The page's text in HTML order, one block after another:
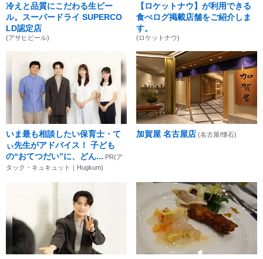
冷えと品質にこだわる生ビー
ル。スーパードライ SUPERCO
LD認定店
(アサヒビール)
【ロケットナウ】が利用できる
食べログ掲載店舗をご紹介しま
す。
(ロケットナウ)
いま最も相談したい保育士・て
ぃ先生がアドバイス！ 子ども
の“おてつだい”に、どん... PR(ア
タック・キュキュット｜Hugkum)
加賀屋 名古屋店 (名古屋/懐石)